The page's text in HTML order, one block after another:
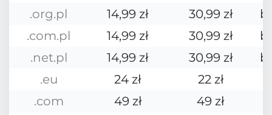
.org.pl
14,99 zł 30,99 zł
.com.pl
14,99 zł 30,99 zł
.net.pl
14,99 zł 30,99 zł
.eu
24 zł
22 zł
.com
49 zł
49 zł